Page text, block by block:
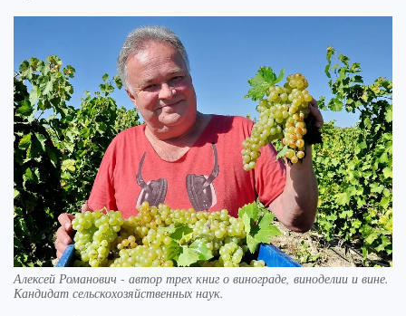
Алексей Романович - автор трех книг о винограде, виноделии и вине.
Кандидат сельскохозяйственных наук.